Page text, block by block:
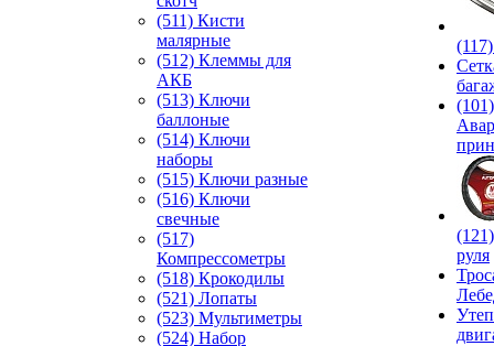
(511) Кисти
малярные
(512) Клеммы для
АКБ
(513) Ключи
баллоные
(514) Ключи
наборы
(515) Ключи разные
(516) Ключи
свечные
(517)
Компрессометры
(518) Крокодилы
(521) Лопаты
(523) Мультиметры
(524) Набор
(101)
руля